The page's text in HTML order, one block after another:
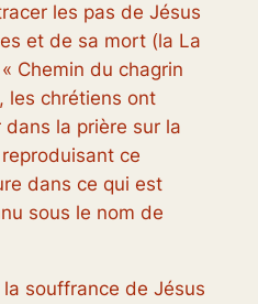
les pas de Jésus
et de sa mort (la La
Chemin du chagrin
les chrétiens ont
la prière sur la
ce
dans ce qui est
sous le nom de
souffrance de Jésus